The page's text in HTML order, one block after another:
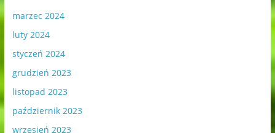
marzec 2024
luty 2024
styczeń 2024
grudzień 2023
listopad 2023
październik 2023
wrzesień 2023